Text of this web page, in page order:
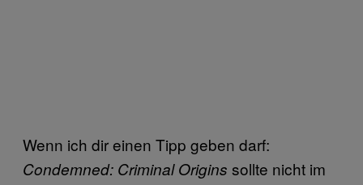
Wenn ich dir einen Tipp geben darf:
Condemned: Criminal Origins sollte nicht im